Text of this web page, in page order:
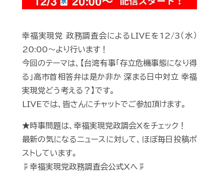
幸福実現党 政務調査会によるLIVEを12/3（水）
20:00〜より行います！
今回のテーマは、【台湾有事「存立危機事態になり得
る」高市首相答弁は是か非か 深まる日中対立 幸福
実現党どう考える？】です。
LIVEでは、皆さんにチャットでご参加頂けます。
★時事問題は、幸福実現党政調会Xをチェック！
最新の気になるニュースに対して、ほぼ毎日投稿ポ
ストしています。
☟幸福実現党政務調査会公式Xへ☟